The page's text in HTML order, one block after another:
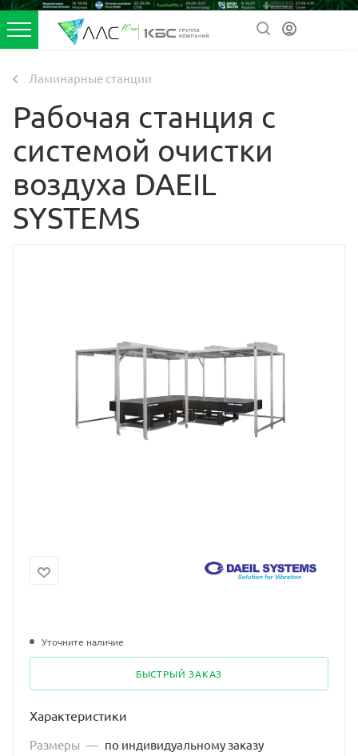
Ламинарные станции
Рабочая станция с
системой очистки
воздуха DAEIL
SYSTEMS
Уточните наличие
БЫСТРЫЙ ЗАКАЗ
Характеристики
Размеры — по индивидуальному заказу